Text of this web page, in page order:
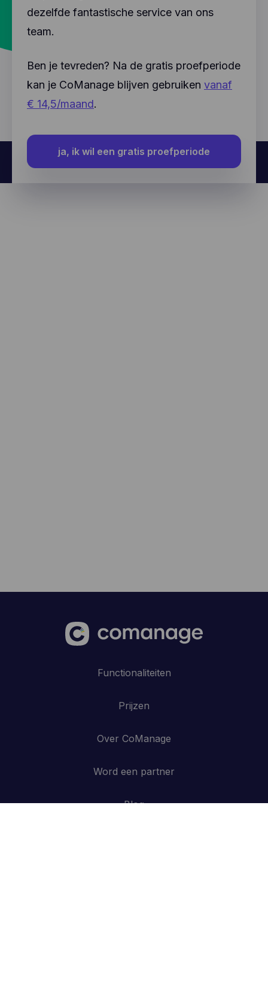
dezelfde fantastische service van ons
team.
Ben je tevreden? Na de gratis proefperiode
kan je CoManage blijven gebruiken vanaf
€ 14,5/maand.
ja, ik wil een gratis proefperiode
Functionaliteiten
Prijzen
Over CoManage
Word een partner
Blog